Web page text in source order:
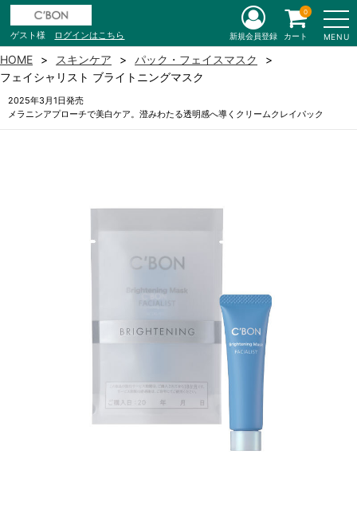
ゲスト様 ログインはこちら MENU
新規会員登録 カート
0
HOME スキンケア
パック・フェイスマスク
フェイシャリスト ブライトニングマスク
2025年3月1日発売
メラニンアプローチで美白ケア。澄みわたる透明感へ導くクリームクレイパック